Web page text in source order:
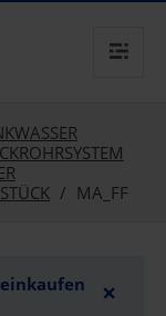
MA_FF
×